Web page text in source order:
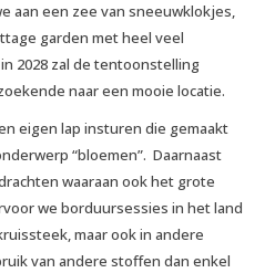
aan een zee van sneeuwklokjes,
garden met heel veel
2028 zal de tentoonstelling
naar een mooie locatie.
eigen lap insturen die gemaakt
“bloemen”. Daarnaast
waaraan ook het grote
we borduursessies in het land
maar ook in andere
van andere stoffen dan enkel